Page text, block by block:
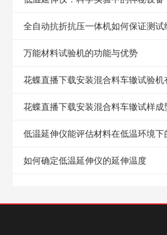
万能材料试验机的功能与优势
如何确定低温延伸仪的延伸温度